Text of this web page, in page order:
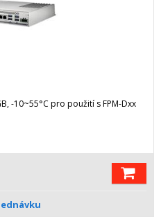
-10~55°C pro použití s FPM-Dxx